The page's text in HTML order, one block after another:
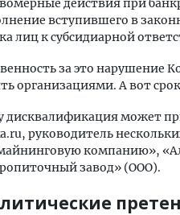
действия при
вступившего в
лиц к субсидиарной
за это нарушение
организациями. А вот
дисквалификация может
руководитель
компанию»,
завод» (ООО).